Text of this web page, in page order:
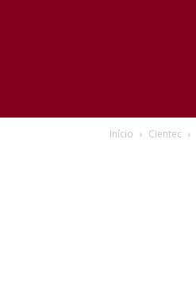
Início Cientec